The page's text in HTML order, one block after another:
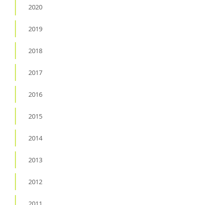
2020
2019
2018
2017
2016
2015
2014
2013
2012